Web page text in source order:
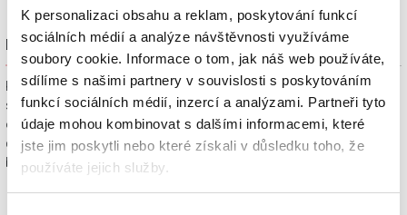
K personalizaci obsahu a reklam, poskytování funkcí
sociálních médií a analýze návštěvnosti využíváme
soubory cookie. Informace o tom, jak náš web používáte,
sdílíme s našimi partnery v souvislosti s poskytováním
funkcí sociálních médií, inzercí a analýzami. Partneři tyto
údaje mohou kombinovat s dalšími informacemi, které
jste jim poskytli nebo které získali v důsledku toho, že
používáte jejich služby.
Dárkové balení zdarma
Klenotnické výrobky zakoupené na e-shopu Apart.cz obdržíte
spolu s dárkovou krabičkou a taštičkou – v závislosti na
objednaném sortimentu. Váš nákup se tak stane krásným
dárkem, který můžete bez dalších příprav věnovat svým
blízkým.